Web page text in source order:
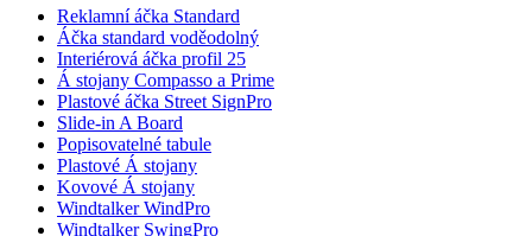
Reklamní áčka Standard
Áčka standard voděodolný
Interiérová áčka profil 25
Á stojany Compasso a Prime
Plastové áčka Street SignPro
Slide-in A Board
Popisovatelné tabule
Plastové Á stojany
Kovové Á stojany
Windtalker WindPro
Windtalker SwingPro